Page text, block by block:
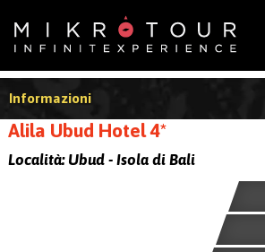
Informazioni
Alila Ubud Hotel 4*
Località: Ubud - Isola di Bali